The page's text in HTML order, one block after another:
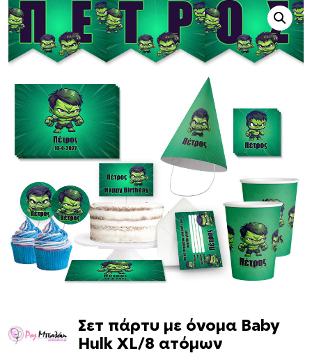
Σετ πάρτυ με όνομα Baby
Hulk XL/8 ατόμων